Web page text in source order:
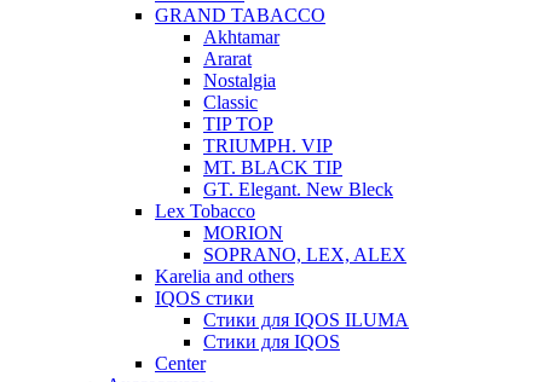
GRAND TABACCO
Akhtamar
Ararat
Nostalgia
Classic
TIP TOP
TRIUMPH. VIP
MT. BLACK TIP
GT. Elegant. New Bleck
Lex Tobacco
MORION
SOPRANO, LEX, ALEX
Karelia and others
IQOS стики
Стики для IQOS ILUMA
Стики для IQOS
Сenter